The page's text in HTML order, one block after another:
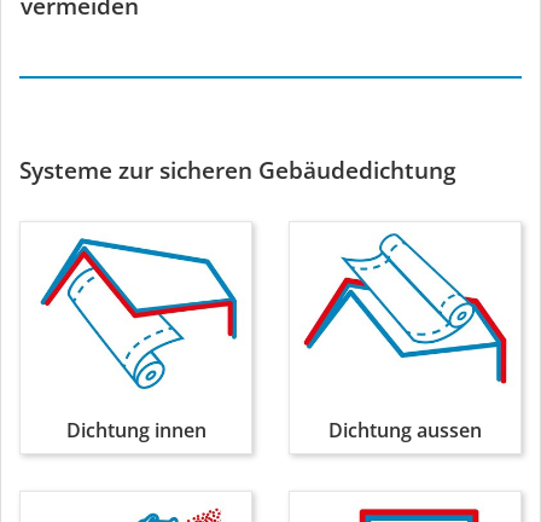
Systeme zur sicheren Gebäudedichtung
Dichtung innen Dichtung aussen